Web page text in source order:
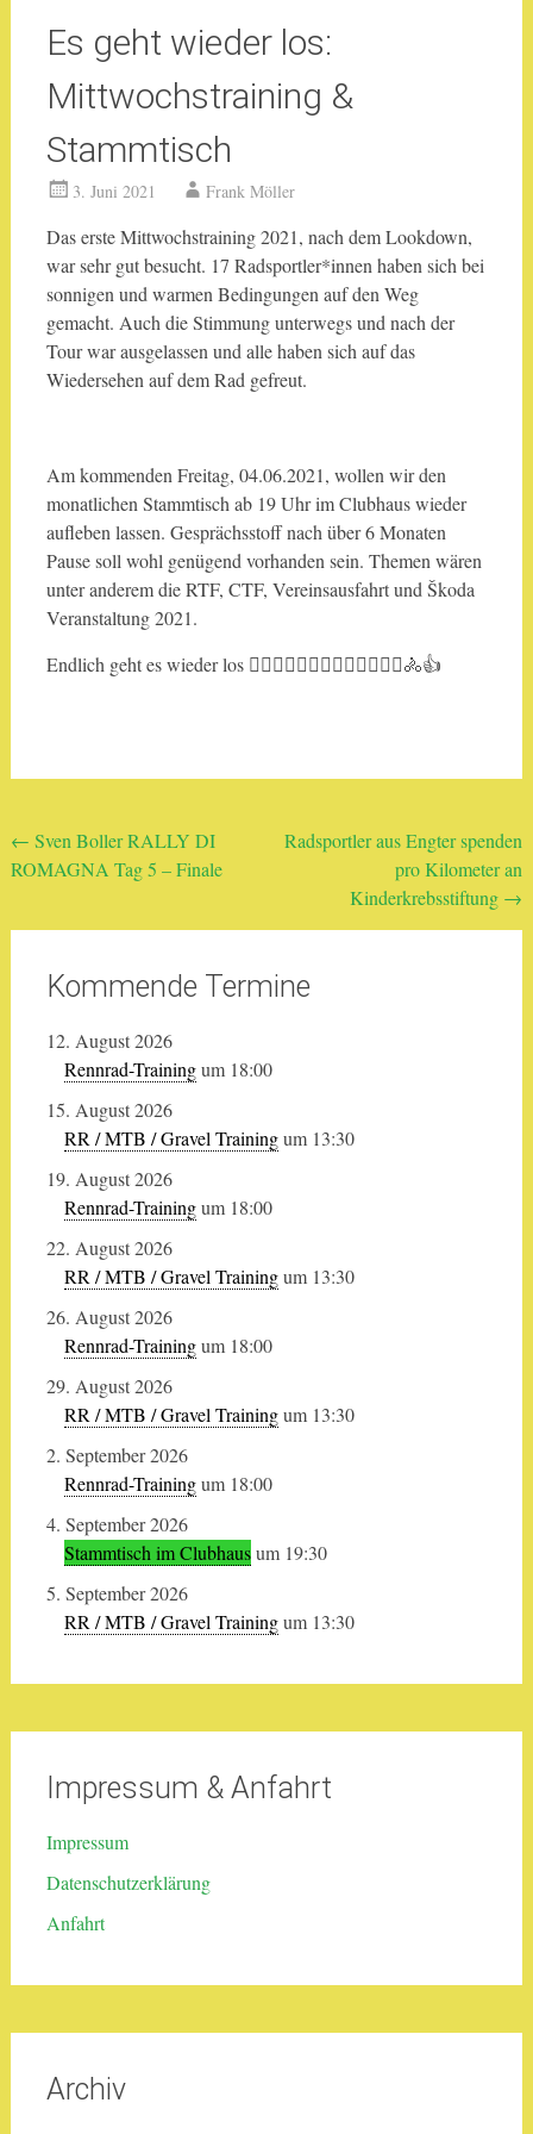
Es geht wieder los:
Mittwochstraining &
Stammtisch
3. Juni 2021 Frank Möller
Das erste Mittwochstraining 2021, nach dem Lookdown,
war sehr gut besucht. 17 Radsportler*innen haben sich bei
sonnigen und warmen Bedingungen auf den Weg
gemacht. Auch die Stimmung unterwegs und nach der
Tour war ausgelassen und alle haben sich auf das
Wiedersehen auf dem Rad gefreut.
Am kommenden Freitag, 04.06.2021, wollen wir den
monatlichen Stammtisch ab 19 Uhr im Clubhaus wieder
aufleben lassen. Gesprächsstoff nach über 6 Monaten
Pause soll wohl genügend vorhanden sein. Themen wären
unter anderem die RTF, CTF, Vereinsausfahrt und Škoda
Veranstaltung 2021.
Endlich geht es wieder los 🚴‍♂️🚴🏽‍♂️🚴‍♀️🚴🏻‍♂️🚴🏿‍♂️🚴👍
Beitragsnavigation
← Sven Boller RALLY DI
ROMAGNA Tag 5 – Finale
Radsportler aus Engter spenden
pro Kilometer an
Kinderkrebsstiftung →
Kommende Termine
12. August 2026
Rennrad-Trainingum 18:00
15. August 2026
RR / MTB / Gravel Trainingum 13:30
19. August 2026
Rennrad-Trainingum 18:00
22. August 2026
RR / MTB / Gravel Trainingum 13:30
26. August 2026
Rennrad-Trainingum 18:00
29. August 2026
RR / MTB / Gravel Trainingum 13:30
2. September 2026
Rennrad-Trainingum 18:00
4. September 2026
Stammtisch im Clubhausum 19:30
5. September 2026
RR / MTB / Gravel Trainingum 13:30
Impressum & Anfahrt
Impressum
Datenschutzerklärung
Anfahrt
Archiv